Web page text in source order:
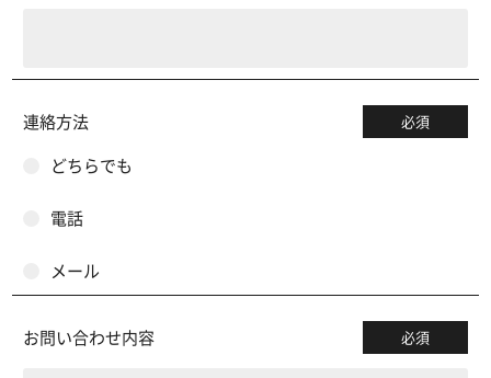
連絡方法 必須
どちらでも
電話
メール
お問い合わせ内容 必須